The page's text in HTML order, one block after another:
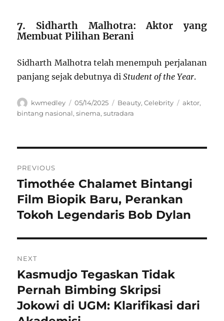
7. Sidharth Malhotra: Aktor yang
Membuat Pilihan Berani
Sidharth Malhotra telah menempuh perjalanan
panjang sejak debutnya diStudent of the Year.
Author
kwmedley
Posted
on
05/14/2025 Categories
Beauty,Celebrity Tags
aktor,
bintang nasional,sinema,sutradara
pos
PREVIOUS
Previous
post:
Timothée Chalamet Bintangi
Film Biopik Baru, Perankan
Tokoh Legendaris Bob Dylan
NEXT
Next
post:
Kasmudjo Tegaskan Tidak
Pernah Bimbing Skripsi
Jokowi di UGM: Klarifikasi dari